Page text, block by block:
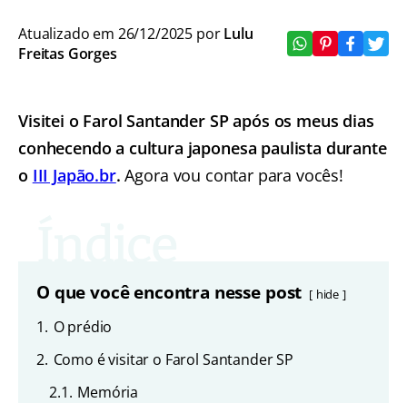
Atualizado em 26/12/2025 porLulu
Freitas Gorges
Visitei o Farol Santander SP após os meus dias
conhecendo a cultura japonesa paulista durante
o III Japão.br. Agora vou contar para vocês!
O que você encontra nesse post hide
1. O prédio
2. Como é visitar o Farol Santander SP
2.1. Memória